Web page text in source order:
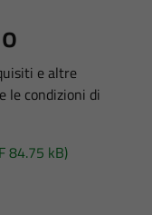
e altre
le condizioni di
84.75 kB)